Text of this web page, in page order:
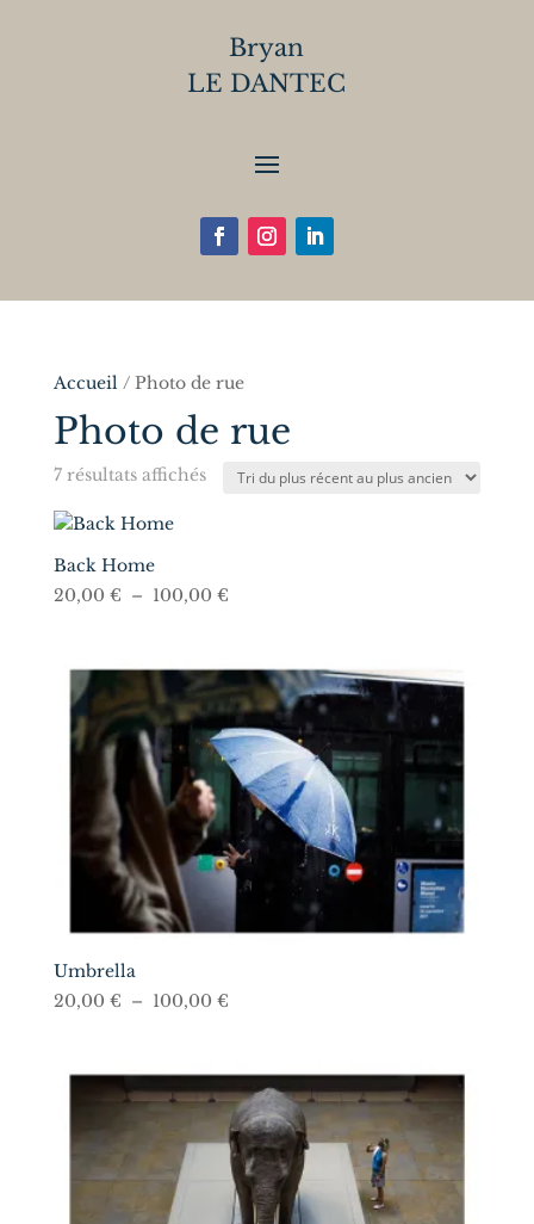
Bryan
LE DANTEC
Accueil / Photo de rue
Photo de rue
7 résultats affichésTrié
au
Back Home
20,00 € – 100,00 €Plage
20,00 €
à
100,00 €
Umbrella
20,00 € – 100,00 €Plage
20,00 €
à
100,00 €